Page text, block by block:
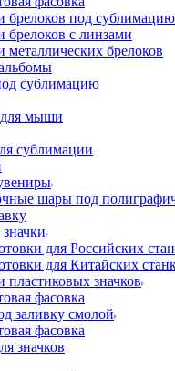
брелоков под сублимацию
брелоков с линзами
металлических брелоков
сублимацию
мыши
сублимации
шары под
для Российских
для Китайских
пластиковых значков
фасовка
заливку смолой
фасовка
значков